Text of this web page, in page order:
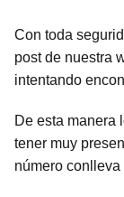
Con toda
post de nuestra
intentando
De esta manera
tener muy
número